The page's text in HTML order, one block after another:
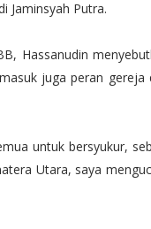
Jaminsyah Putra.
Hassanudin
juga peran gereja
untuk bersyukur,
Utara, saya